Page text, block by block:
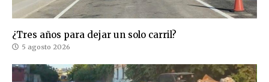
¿Tres años para dejar un solo carril?
5 agosto 2026